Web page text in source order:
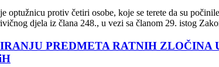
protiv četiri osobe, koje se terete da su
djela iz člana 248., u vezi sa članom 29. istog
PREDMETA RATNIH